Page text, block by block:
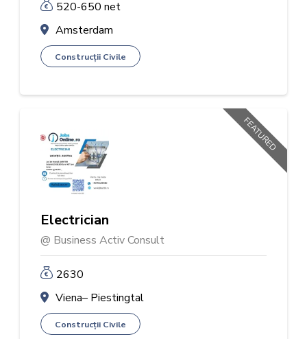
520-650 net
Amsterdam
Construcții Civile
Electrician
@ Business Activ Consult
2630
Viena– Piestingtal
Construcții Civile
FEATURED